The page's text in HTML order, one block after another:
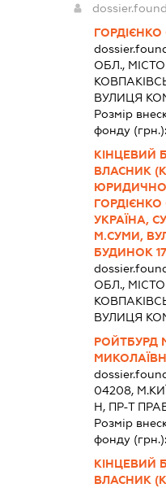
ОБЛ.,
ВУЛИЦЯ
Розмір
фонду (грн.):
КІНЦЕВИЙ
ВЛАСНИК
УКРАЇНА,
М.СУМИ,
БУДИНОК 17
ОБЛ.,
ВУЛИЦЯ
РОЙТБУРД
04208,
Н, ПР-Т
Розмір
фонду (грн.):
КІНЦЕВИЙ
ВЛАСНИК